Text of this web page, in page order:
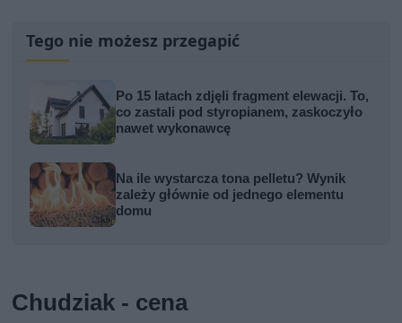
Tego nie możesz przegapić
Po 15 latach zdjęli fragment elewacji. To,
co zastali pod styropianem, zaskoczyło
nawet wykonawcę
Na ile wystarcza tona pelletu? Wynik
zależy głównie od jednego elementu
domu
Chudziak - cena